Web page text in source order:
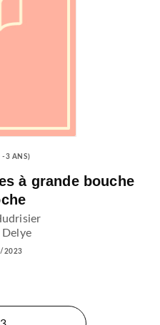
-3 ANS)
à grande bouche
Delye
2023